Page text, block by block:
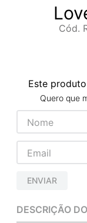
Cód.
Este
Quero que
ENVIAR
DESCRIÇÃO